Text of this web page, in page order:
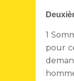
1
pour